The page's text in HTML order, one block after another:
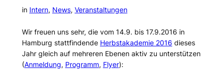
in Intern, News, Veranstaltungen
Wir freuen uns sehr, die vom 14.9. bis 17.9.2016 in
Hamburg stattfindende Herbstakademie 2016 dieses
Jahr gleich auf mehreren Ebenen aktiv zu unterstützen
(Anmeldung, Programm, Flyer):